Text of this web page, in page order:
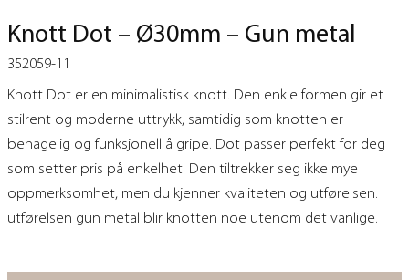
Knott Dot – Ø30mm – Gun metal
352059-11
Knott Dot er en minimalistisk knott. Den enkle formen gir et
stilrent og moderne uttrykk, samtidig som knotten er
behagelig og funksjonell å gripe. Dot passer perfekt for deg
som setter pris på enkelhet. Den tiltrekker seg ikke mye
oppmerksomhet, men du kjenner kvaliteten og utførelsen. I
utførelsen gun metal blir knotten noe utenom det vanlige.